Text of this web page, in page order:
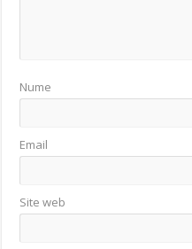
Nume
Email
Site web